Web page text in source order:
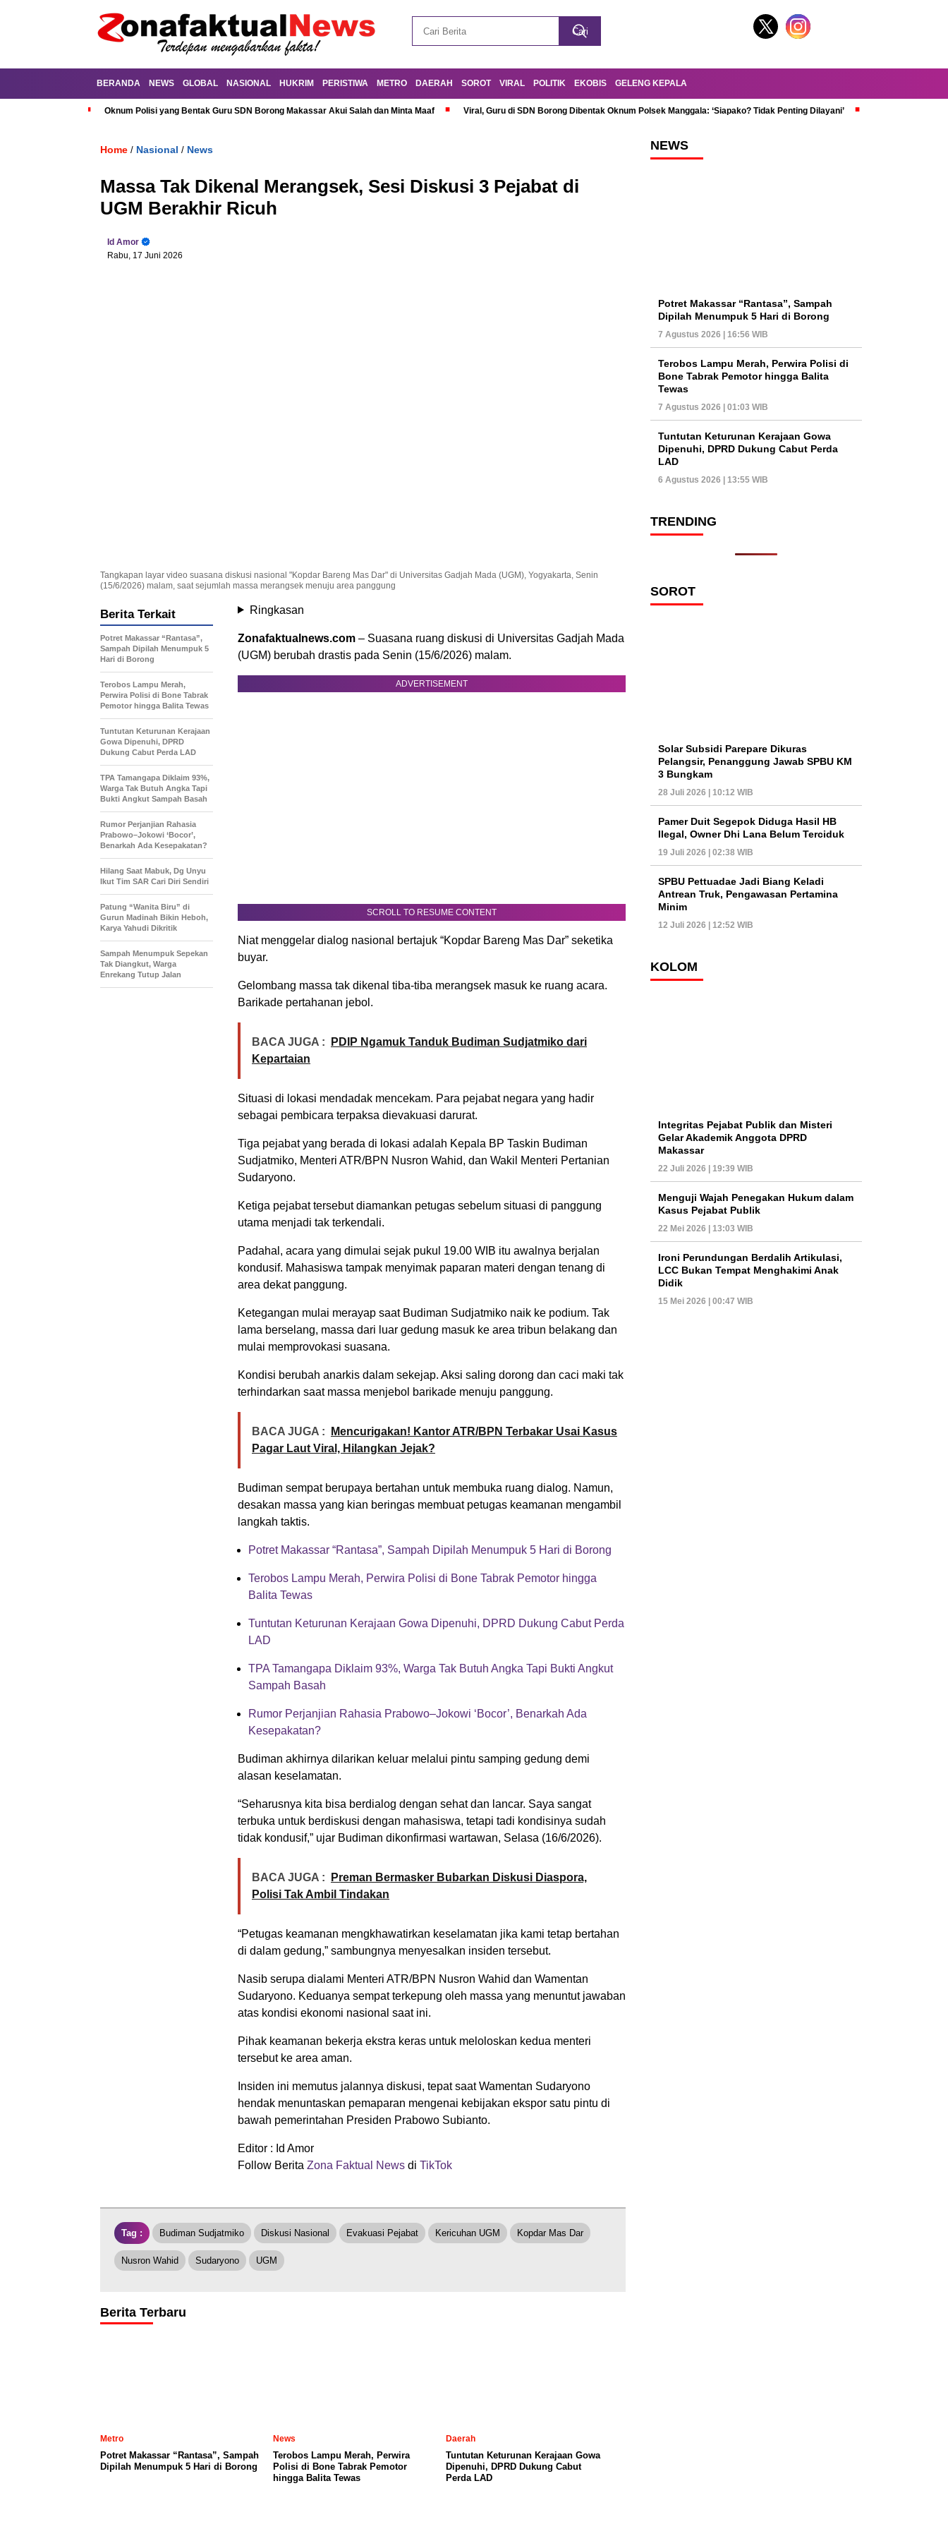
BERANDA NEWS GLOBAL NASIONAL HUKRIM PERISTIWA METRO DAERAH SOROT VIRAL POLITIK EKOBIS GELENG KEPALA
Oknum Polisi yang Bentak Guru SDN Borong Makassar Akui Salah dan Minta Maaf Viral, Guru di SDN Borong Dibentak Oknum Polsek Manggala: ‘Siapako? Tidak Penting Dilayani’
Home / Nasional / News
Massa Tak Dikenal Merangsek, Sesi Diskusi 3 Pejabat di
UGM Berakhir Ricuh
Id Amor
Rabu, 17 Juni 2026
Tangkapan layar video suasana diskusi nasional "Kopdar Bareng Mas Dar" di Universitas Gadjah Mada (UGM), Yogyakarta, Senin
(15/6/2026) malam, saat sejumlah massa merangsek menuju area panggung
Ringkasan
Zonafaktualnews.com – Suasana ruang diskusi di Universitas Gadjah Mada
(UGM) berubah drastis pada Senin (15/6/2026) malam.
ADVERTISEMENT
SCROLL TO RESUME CONTENT
Niat menggelar dialog nasional bertajuk “Kopdar Bareng Mas Dar” seketika
buyar.
Gelombang massa tak dikenal tiba-tiba merangsek masuk ke ruang acara.
Barikade pertahanan jebol.
BACA JUGA :
PDIP Ngamuk Tanduk Budiman Sudjatmiko dari
Kepartaian
Situasi di lokasi mendadak mencekam. Para pejabat negara yang hadir
sebagai pembicara terpaksa dievakuasi darurat.
Tiga pejabat yang berada di lokasi adalah Kepala BP Taskin Budiman
Sudjatmiko, Menteri ATR/BPN Nusron Wahid, dan Wakil Menteri Pertanian
Sudaryono.
Ketiga pejabat tersebut diamankan petugas sebelum situasi di panggung
utama menjadi tak terkendali.
Padahal, acara yang dimulai sejak pukul 19.00 WIB itu awalnya berjalan
kondusif. Mahasiswa tampak menyimak paparan materi dengan tenang di
area dekat panggung.
Ketegangan mulai merayap saat Budiman Sudjatmiko naik ke podium. Tak
lama berselang, massa dari luar gedung masuk ke area tribun belakang dan
mulai memprovokasi suasana.
Kondisi berubah anarkis dalam sekejap. Aksi saling dorong dan caci maki tak
terhindarkan saat massa menjebol barikade menuju panggung.
BACA JUGA :
Mencurigakan! Kantor ATR/BPN Terbakar Usai Kasus
Pagar Laut Viral, Hilangkan Jejak?
Budiman sempat berupaya bertahan untuk membuka ruang dialog. Namun,
desakan massa yang kian beringas membuat petugas keamanan mengambil
langkah taktis.
Potret Makassar “Rantasa”, Sampah Dipilah Menumpuk 5 Hari di Borong
Terobos Lampu Merah, Perwira Polisi di Bone Tabrak Pemotor hingga
Balita Tewas
Tuntutan Keturunan Kerajaan Gowa Dipenuhi, DPRD Dukung Cabut Perda
LAD
TPA Tamangapa Diklaim 93%, Warga Tak Butuh Angka Tapi Bukti Angkut
Sampah Basah
Rumor Perjanjian Rahasia Prabowo–Jokowi ‘Bocor’, Benarkah Ada
Kesepakatan?
Budiman akhirnya dilarikan keluar melalui pintu samping gedung demi
alasan keselamatan.
“Seharusnya kita bisa berdialog dengan sehat dan lancar. Saya sangat
terbuka untuk berdiskusi dengan mahasiswa, tetapi tadi kondisinya sudah
tidak kondusif,” ujar Budiman dikonfirmasi wartawan, Selasa (16/6/2026).
BACA JUGA :
Preman Bermasker Bubarkan Diskusi Diaspora,
Polisi Tak Ambil Tindakan
“Petugas keamanan mengkhawatirkan keselamatan jika kami tetap bertahan
di dalam gedung,” sambungnya menyesalkan insiden tersebut.
Nasib serupa dialami Menteri ATR/BPN Nusron Wahid dan Wamentan
Sudaryono. Keduanya sempat terkepung oleh massa yang menuntut jawaban
atas kondisi ekonomi nasional saat ini.
Pihak keamanan bekerja ekstra keras untuk meloloskan kedua menteri
tersebut ke area aman.
Insiden ini memutus jalannya diskusi, tepat saat Wamentan Sudaryono
hendak menuntaskan pemaparan mengenai kebijakan ekspor satu pintu di
bawah pemerintahan Presiden Prabowo Subianto.
Editor : Id Amor
Follow Berita Zona Faktual News di TikTok
Berita Terkait
Potret Makassar “Rantasa”,
Sampah Dipilah Menumpuk 5
Hari di Borong
Terobos Lampu Merah,
Perwira Polisi di Bone Tabrak
Pemotor hingga Balita Tewas
Tuntutan Keturunan Kerajaan
Gowa Dipenuhi, DPRD
Dukung Cabut Perda LAD
TPA Tamangapa Diklaim 93%,
Warga Tak Butuh Angka Tapi
Bukti Angkut Sampah Basah
Rumor Perjanjian Rahasia
Prabowo–Jokowi ‘Bocor’,
Benarkah Ada Kesepakatan?
Hilang Saat Mabuk, Dg Unyu
Ikut Tim SAR Cari Diri Sendiri
Patung “Wanita Biru” di
Gurun Madinah Bikin Heboh,
Karya Yahudi Dikritik
Sampah Menumpuk Sepekan
Tak Diangkut, Warga
Enrekang Tutup Jalan
Tag : Budiman Sudjatmiko Diskusi Nasional Evakuasi Pejabat Kericuhan UGM Kopdar Mas Dar
Nusron Wahid Sudaryono UGM
Berita Terbaru
Metro
Potret Makassar “Rantasa”, Sampah
Dipilah Menumpuk 5 Hari di Borong
News
Terobos Lampu Merah, Perwira
Polisi di Bone Tabrak Pemotor
hingga Balita Tewas
Daerah
Tuntutan Keturunan Kerajaan Gowa
Dipenuhi, DPRD Dukung Cabut
Perda LAD
NEWS
Potret Makassar “Rantasa”, Sampah
Dipilah Menumpuk 5 Hari di Borong
7 Agustus 2026 | 16:56 WIB
Terobos Lampu Merah, Perwira Polisi di
Bone Tabrak Pemotor hingga Balita
Tewas
7 Agustus 2026 | 01:03 WIB
Tuntutan Keturunan Kerajaan Gowa
Dipenuhi, DPRD Dukung Cabut Perda
LAD
6 Agustus 2026 | 13:55 WIB
TRENDING
SOROT
Solar Subsidi Parepare Dikuras
Pelangsir, Penanggung Jawab SPBU KM
3 Bungkam
28 Juli 2026 | 10:12 WIB
Pamer Duit Segepok Diduga Hasil HB
Ilegal, Owner Dhi Lana Belum Terciduk
19 Juli 2026 | 02:38 WIB
SPBU Pettuadae Jadi Biang Keladi
Antrean Truk, Pengawasan Pertamina
Minim
12 Juli 2026 | 12:52 WIB
KOLOM
Integritas Pejabat Publik dan Misteri
Gelar Akademik Anggota DPRD
Makassar
22 Juli 2026 | 19:39 WIB
Menguji Wajah Penegakan Hukum dalam
Kasus Pejabat Publik
22 Mei 2026 | 13:03 WIB
Ironi Perundungan Berdalih Artikulasi,
LCC Bukan Tempat Menghakimi Anak
Didik
15 Mei 2026 | 00:47 WIB